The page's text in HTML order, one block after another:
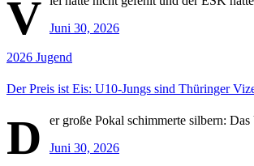
V Juni 30, 2026
2026 Jugend
Der Preis ist Eis: U10-Jungs sind Thüringer
D
er große Pokal schimmerte silbern:
Juni 30, 2026